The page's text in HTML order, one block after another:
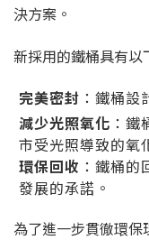
決方案。
新採用的鐵桶具有以
完美密封 ：鐵桶設
減少光照氧化 ：
市受光照導致的氧
環保回收 ：鐵桶
發展的承諾。
為了進一步貫徹環